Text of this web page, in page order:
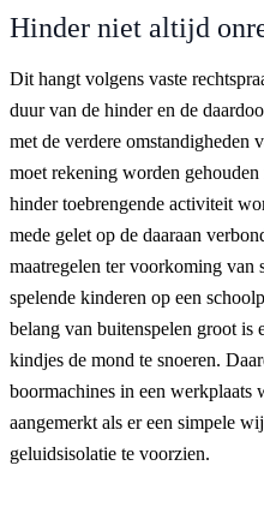
Hinder niet altijd
Dit hangt volgens vaste
duur van de hinder en de
met de verdere omstandigheden
moet rekening worden
hinder toebrengende activiteit
mede gelet op de daaraan
maatregelen ter voorkoming van
spelende kinderen op een
belang van buitenspelen groot is
kindjes de mond te snoeren.
boormachines in een werkplaats
aangemerkt als er een simpele
geluidsisolatie te voorzien.